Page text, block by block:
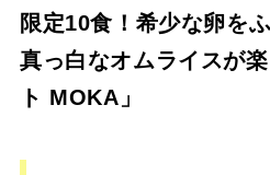
限定10食！希少な卵を
真っ白なオムライスが
ト MOKA」